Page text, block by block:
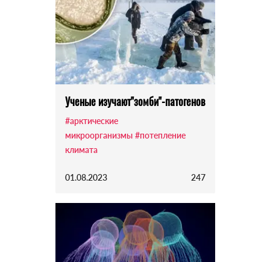
Ученые изучают"зомби"-патогенов
#арктические
микроорганизмы #потепление
климата
01.08.2023 247